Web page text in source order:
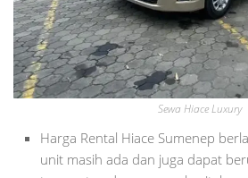
Sewa Hiace Luxury
Harga Rental Hiace Sumenep
unit masih ada dan juga dapat